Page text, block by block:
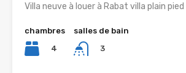
Villa neuve à louer à Rabat villa plain
chambres
4
salles de bain
3